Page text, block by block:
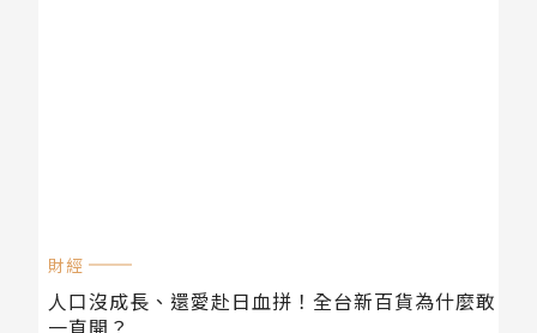
財經
人口沒成長、還愛赴日血拼！全台新百貨為什麼敢
一直開？